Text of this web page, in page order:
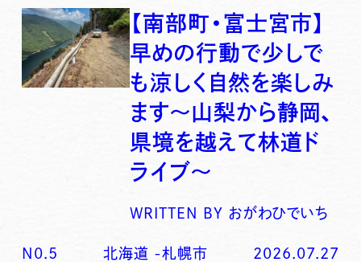
【南部町・富士宮市】
早めの行動で少しで
も涼しく自然を楽しみ
ます〜山梨から静岡、
県境を越えて林道ド
ライブ〜
WRITTEN BY おがわひでいち
N0. 5 北海道 -札幌市 2026.07.27